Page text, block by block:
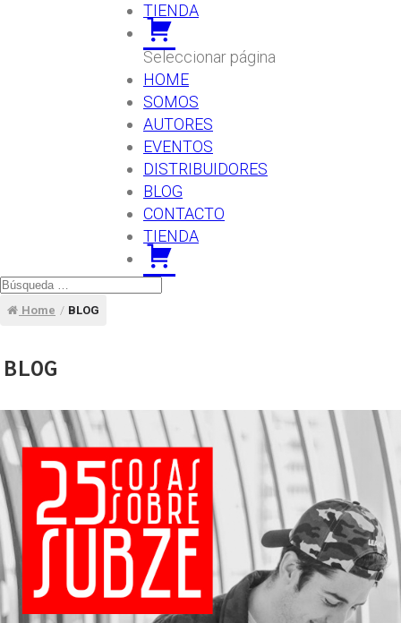
TIENDA
Seleccionar página
HOME
SOMOS
AUTORES
EVENTOS
DISTRIBUIDORES
BLOG
CONTACTO
TIENDA
Home / BLOG
BLOG